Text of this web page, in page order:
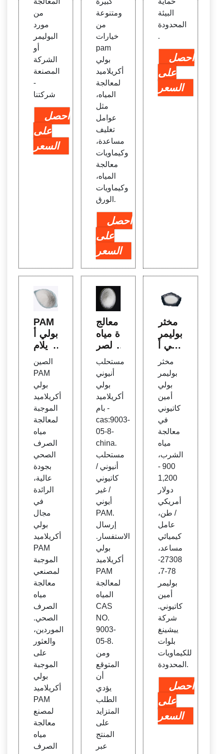
من
مورد
البوليمر
أو
الشركة
المصنعة
-
شركتنا
احصل
على
السعر
ومتنوعة
من
خيارات
pam
بولي
أكريلاميد
لمعالجة
المياه،
مثل
عوامل
تغليف
مساعدة،
وكيماويات
معالجة
المياه،
وكيماويات
الورق.
احصل
على
السعر
البيئة
المحدودة
.
احصل
على
السعر
PAM
بولي أ
كريلام
يد الم
وجبة ل
معالج
ة مياه
الصر
ف ال
صحي
الصين
الصين
PAM
بولي
أكريلاميد
الموجبة
لمعالجة
مياه
الصرف
الصحي
بجودة
عالية،
الرائدة
في
مجال
بولي
أكريلاميد
PAM
الموجبة
لمصنعي
معالجة
مياه
الصرف
الصحي.
الموردين،
والعثور
على
الموجبة
بولي
أكريلاميد
PAM
لمصنع
معالجة
مياه
الصرف
معالج
ة مياه
الصر
ف ال
صحي
مستح
لب بو
لي أك
ريلامي
د الكا
تيوني
PAM
مستحلب
أنيوني
بولي
أكريلاميد
بام -
cas:9003-
05-8-
china.
مستحلب
أنيوني /
كاتيوني
/ غير
أيوني
PAM.
إرسال
الاستفسار.
بولي
أكريلاميد
PAM
لمعالجة
المياه
CAS
NO.
9003-
05-8.
ومن
المتوقع
أن
يؤدي
الطلب
المتزايد
على
المنتج
عبر
مخثر
بوليمر
بولي أ
مين ك
اتيوني
في مي
اه ال
شرب
مخثر
بوليمر
بولي
أمين
كاتيوني
في
معالجة
مياه
الشرب،
900 -
1,200
دولار
أمريكي
/ طن،
عامل
كيميائي
مساعد،
27308-
78-7،
بوليمر
أمين
كاتيوني.
شركة
ييشينغ
بلوات
للكيماويات
المحدودة.
احصل
على
السعر